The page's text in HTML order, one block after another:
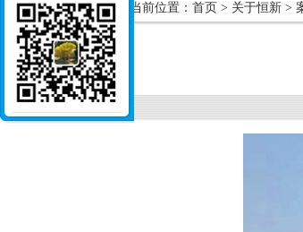
当前位置： 首页 > 关于恒新>